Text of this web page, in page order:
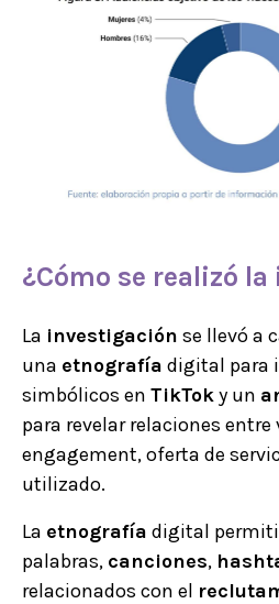
¿Cómo se realizó la
La investigación se llevó a
una etnografía digital para
simbólicos en TikToky un
para revelar relaciones entre
engagement, oferta de
utilizado.
La etnografía digital
palabras, canciones,
relacionados con el